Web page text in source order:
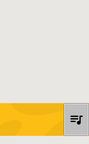
queue_music